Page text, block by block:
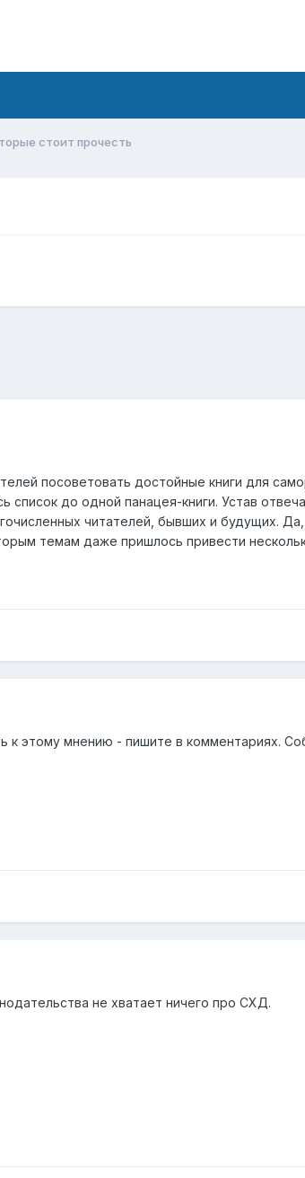
стоит прочесть
посоветовать достойные книги для
список до одной панацея-книги. Устав
читателей, бывших и будущих.
темам даже пришлось привести
к этому мнению - пишите в комментариях.
не хватает ничего про СХД.